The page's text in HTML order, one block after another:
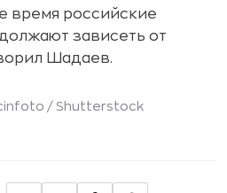
время российские
зависеть от
Шадаев.
/ Shutterstock